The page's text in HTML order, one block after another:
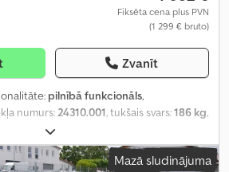
Fiksēta cena plus PVN
(1 299 € bruto)
Zvanīt
pilnībā funkcionāls,
numurs:24310.001, tukšais svars:186 kg,
, kopējais svars:
garums:2 100 mm, iekraušanas
, iekraušanas telpas augstums:350 mm,
Mazā sludinājuma